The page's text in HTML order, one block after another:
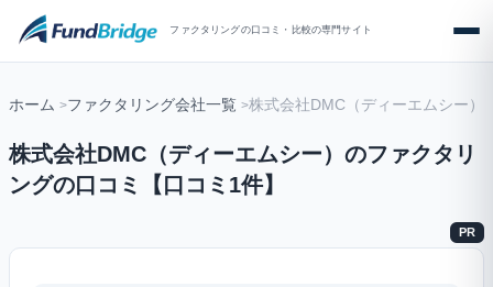
ファクタリングの口コミ・比較の専門サイト
ホーム ファクタリング会社一覧 株式会社DMC（ディーエムシー）
株式会社DMC（ディーエムシー）のファクタリ
ングの口コミ【口コミ1件】
PR